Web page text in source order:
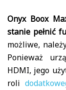
Onyx Boox
stanie pełnić
możliwe,
Ponieważ
HDMI, jego
roli